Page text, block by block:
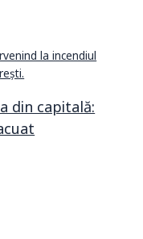
din capitală: